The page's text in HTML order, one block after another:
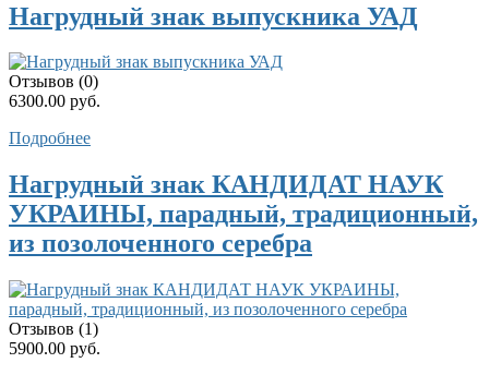
Нагрудный знак выпускника УАД
Отзывов (0)
6300.00 руб.
Подробнее
Нагрудный знак КАНДИДАТ НАУК
УКРАИНЫ, парадный, традиционный,
из позолоченного серебра
Отзывов (1)
5900.00 руб.